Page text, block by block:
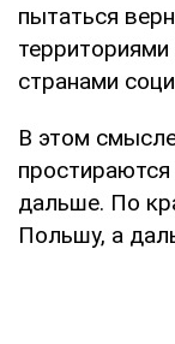
пытаться
странами
В этом
простираются
дальше. По
Польшу, а